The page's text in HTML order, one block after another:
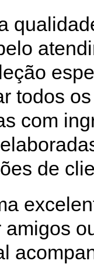
todos
com
de